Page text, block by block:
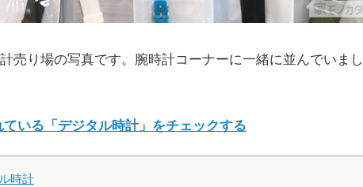
売り場の写真です。腕時計コーナーに一緒に並んでいまし
いる「デジタル時計」をチェックする
時計